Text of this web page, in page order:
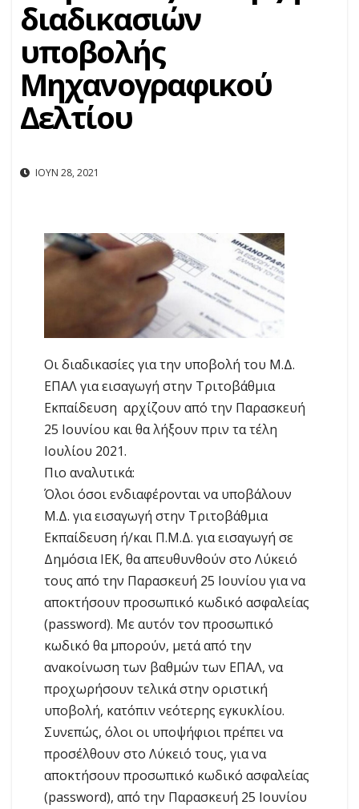
διαδικασιών
υποβολής
Μηχανογραφικού
Δελτίου
ΙΟΎΝ 28, 2021
Οι διαδικασίες για την υποβολή του Μ.Δ.
ΕΠΑΛ για εισαγωγή στην Τριτοβάθμια
Εκπαίδευση αρχίζουν από την Παρασκευή
25 Ιουνίου και θα λήξουν πριν τα τέλη
Ιουλίου 2021.
Πιο αναλυτικά:
Όλοι όσοι ενδιαφέρονται να υποβάλουν
Μ.Δ. για εισαγωγή στην Τριτοβάθμια
Εκπαίδευση ή/και Π.Μ.Δ. για εισαγωγή σε
Δημόσια ΙΕΚ, θα απευθυνθούν στο Λύκειό
τους από την Παρασκευή 25 Ιουνίου για να
αποκτήσουν προσωπικό κωδικό ασφαλείας
(password). Με αυτόν τον προσωπικό
κωδικό θα μπορούν, μετά από την
ανακοίνωση των βαθμών των ΕΠΑΛ, να
προχωρήσουν τελικά στην οριστική
υποβολή, κατόπιν νεότερης εγκυκλίου.
Συνεπώς, όλοι οι υποψήφιοι πρέπει να
προσέλθουν στο Λύκειό τους, για να
αποκτήσουν προσωπικό κωδικό ασφαλείας
(password), από την Παρασκευή 25 Ιουνίου